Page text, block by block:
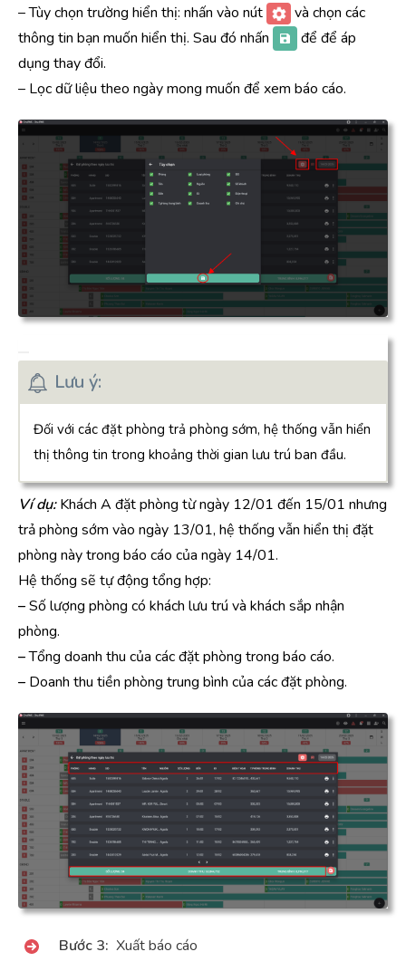
– Tùy chọn trường hiển thị: nhấn vào nút
và chọn các
thông tin bạn muốn hiển thị. Sau đó nhấn
để để áp
dụng thay đổi.
– Lọc dữ liệu theo ngày mong muốn để xem báo cáo.
Lưu ý:
Đối với các đặt phòng trả phòng sớm, hệ thống vẫn hiển
thị thông tin trong khoảng thời gian lưu trú ban đầu.
Ví dụ:Khách A đặt phòng từ ngày 12/01 đến 15/01 nhưng
trả phòng sớm vào ngày 13/01, hệ thống vẫn hiển thị đặt
phòng này trong báo cáo của ngày 14/01.
Hệ thống sẽ tự động tổng hợp:
–Số lượng phòng có khách lưu trú và khách sắp nhận
phòng.
–Tổng doanh thu của các đặt phòng trong báo cáo.
– Doanh thu tiền phòng trung bình của các đặt phòng.
Bước 3: Xuất báo cáo